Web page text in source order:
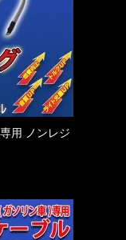
用 ノンレジ